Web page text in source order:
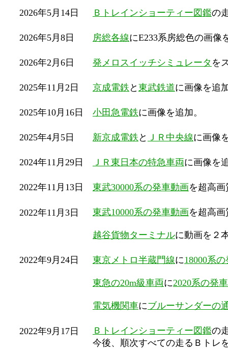
2026年5月14日 Ｂトレインショーティー図鑑の
2026年5月8日 房総各線にE233系房総色の画像
2026年2月6日 発メロスイッチシミュレータ を
2025年11月2日 京成電鉄 と 東武鉄道に画像を追
2025年10月16日 小田急電鉄に画像を追加。
2025年4月5日 新京成電鉄 と ＪＲ中央線に画像
2024年11月29日 ＪＲ東日本の特急車両に画像を
2022年11月13日 東武30000系の発車動画を超高
2022年11月3日 東武10000系の発車動画を超高
越谷貨物ターミナルに動画を２
2022年9月24日 東京メトロ半蔵門線に18000系
東急の20m級車両に2020系の発
電気機関車にブルーサンダーの
2022年9月17日 Ｂトレインショーティー図鑑の
今後、順次すべての走るＢトレ